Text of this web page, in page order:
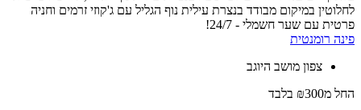
לחלוטין במיקום מבודד בנצרת עילית נוף הגליל עם ג'קוזי זרמים וחניה
פרטית עם שער חשמלי - 24/7!
פינה רומנטית
צפון מושב היוגב
החל מ₪300 בלבד